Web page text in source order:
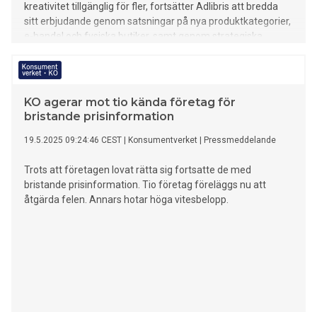
kreativitet tillgänglig för fler, fortsätter Adlibris att bredda
sitt erbjudande genom satsningar på nya produktkategorier,
e-handel och fysiska butiker, samt genom strategiska
som ledande aktör på den nordiska marknaden.
KO agerar mot tio kända företag för
bristande prisinformation
19.5.2025 09:24:46 CEST Konsumentverket Pressmeddelande
Trots att företagen lovat rätta sig fortsatte de med
bristande prisinformation. Tio företag föreläggs nu att
åtgärda felen. Annars hotar höga vitesbelopp.